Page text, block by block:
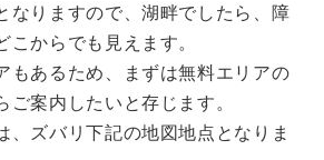
なりますので、湖畔でしたら、障
からでも見えます。
もあるため、まずは無料エリアの
ご案内したいと存じます。
、ズバリ下記の地図地点となりま